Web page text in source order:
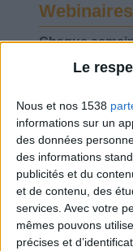
Le
Nous et nos 1538
informations sur un
des données
des informations
publicités et du
et de contenu, des
services. Avec votre
mêmes pouvons
précises et
Chaque
Jean-Michel